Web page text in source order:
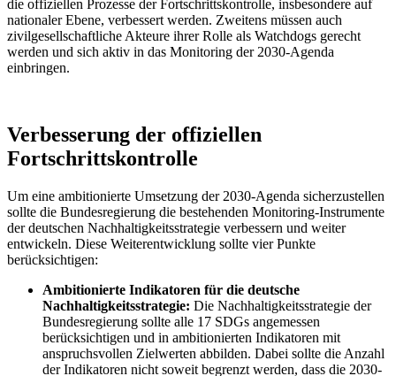
die offiziellen Prozesse der Fortschrittskontrolle, insbesondere auf
nationaler Ebene, verbessert werden. Zweitens müssen auch
zivilgesellschaftliche Akteure ihrer Rolle als Watchdogs gerecht
werden und sich aktiv in das Monitoring der 2030-Agenda
einbringen.
Verbesserung der offiziellen
Fortschrittskontrolle
Um eine ambitionierte Umsetzung der 2030-Agenda sicherzustellen
sollte die Bundesregierung die bestehenden Monitoring-Instrumente
der deutschen Nachhaltigkeitsstrategie verbessern und weiter
entwickeln. Diese Weiterentwicklung sollte vier Punkte
berücksichtigen:
Ambitionierte Indikatoren für die deutsche
Nachhaltigkeitsstrategie: Die Nachhaltigkeitsstrategie der
Bundesregierung sollte alle 17 SDGs angemessen
berücksichtigen und in ambitionierten Indikatoren mit
anspruchsvollen Zielwerten abbilden. Dabei sollte die Anzahl
der Indikatoren nicht soweit begrenzt werden, dass die 2030-